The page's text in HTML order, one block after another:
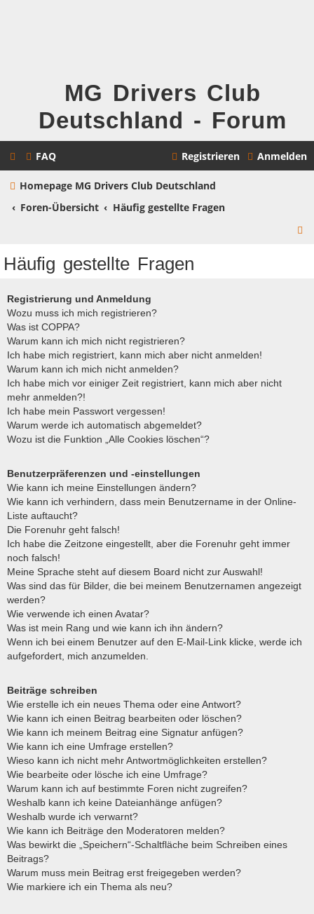
MG Drivers Club
Deutschland - Forum
FAQ Anmelden
Registrieren
Homepage MG Drivers Club Deutschland
Foren-Übersicht
Häufig gestellte Fragen
Häufig gestellte Fragen
Registrierung und Anmeldung
Wozu muss ich mich registrieren?
Was ist COPPA?
Warum kann ich mich nicht registrieren?
Ich habe mich registriert, kann mich aber nicht anmelden!
Warum kann ich mich nicht anmelden?
Ich habe mich vor einiger Zeit registriert, kann mich aber nicht
mehr anmelden?!
Ich habe mein Passwort vergessen!
Warum werde ich automatisch abgemeldet?
Wozu ist die Funktion „Alle Cookies löschen“?
Benutzerpräferenzen und -einstellungen
Wie kann ich meine Einstellungen ändern?
Wie kann ich verhindern, dass mein Benutzername in der Online-
Liste auftaucht?
Die Forenuhr geht falsch!
Ich habe die Zeitzone eingestellt, aber die Forenuhr geht immer
noch falsch!
Meine Sprache steht auf diesem Board nicht zur Auswahl!
Was sind das für Bilder, die bei meinem Benutzernamen angezeigt
werden?
Wie verwende ich einen Avatar?
Was ist mein Rang und wie kann ich ihn ändern?
Wenn ich bei einem Benutzer auf den E-Mail-Link klicke, werde ich
aufgefordert, mich anzumelden.
Beiträge schreiben
Wie erstelle ich ein neues Thema oder eine Antwort?
Wie kann ich einen Beitrag bearbeiten oder löschen?
Wie kann ich meinem Beitrag eine Signatur anfügen?
Wie kann ich eine Umfrage erstellen?
Wieso kann ich nicht mehr Antwortmöglichkeiten erstellen?
Wie bearbeite oder lösche ich eine Umfrage?
Warum kann ich auf bestimmte Foren nicht zugreifen?
Weshalb kann ich keine Dateianhänge anfügen?
Weshalb wurde ich verwarnt?
Wie kann ich Beiträge den Moderatoren melden?
Was bewirkt die „Speichern“-Schaltfläche beim Schreiben eines
Beitrags?
Warum muss mein Beitrag erst freigegeben werden?
Wie markiere ich ein Thema als neu?